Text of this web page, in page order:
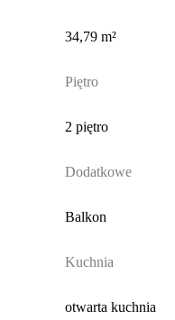
34,79 m²
Piętro
2 piętro
Dodatkowe
Balkon
Kuchnia
otwarta kuchnia